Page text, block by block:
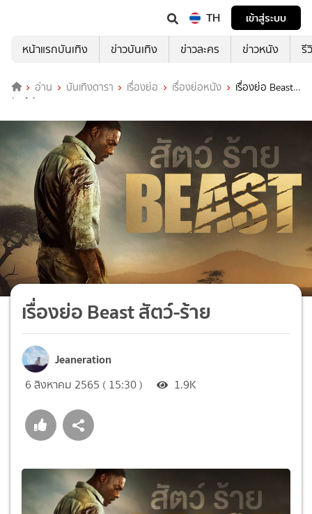
TH
เข้าสู่ระบบ
หน้าแรกบันเทิง
ข่าวบันเทิง ข่าวละคร ข่าวหนัง รี
อ่าน บันเทิงดารา เรื่องย่อ เรื่องย่อหนัง
เรื่องย่อ Beast
สัตว์-ร้าย
เรื่องย่อ Beast สัตว์-ร้าย
Jeaneration
6 สิงหาคม 2565 ( 15:30 ) 1.9K